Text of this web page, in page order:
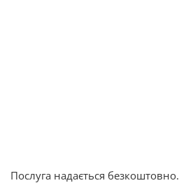
Послуга надається безкоштовно.